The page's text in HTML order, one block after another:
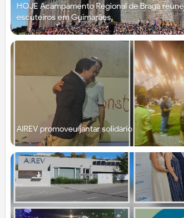
HOJE Acampamento Regional de Braga
escuteiros em Guimarães
AIREV promoveu jantar solidário